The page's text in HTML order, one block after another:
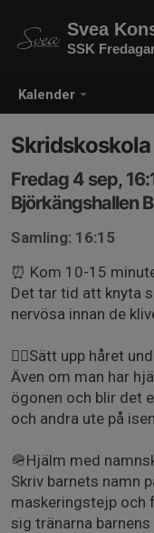
Kalender
Svea
SSK
Fredag 4 sep,
Björkängshallen B
Samling: 16:15
⏰ Kom 10-15
Det tar tid att knyta
nervösa innan de
👱‍♀️Sätt upp håret
Även om man har
ögonen och blir det
och andra ute på
🪖Hjälm med
Skriv barnets namn
maskeringstejp och
sig tränarna